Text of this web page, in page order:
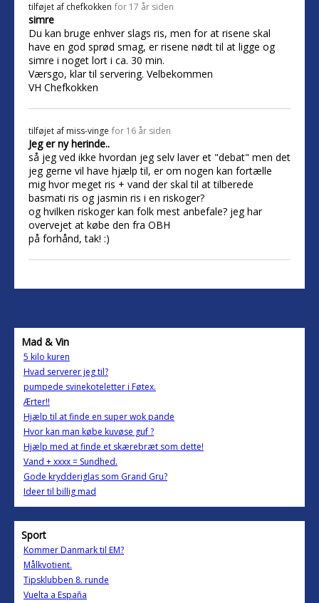
tilføjet af chefkokken for 17 år siden
simre
Du kan bruge enhver slags ris, men for at risene skal
have en god sprød smag, er risene nødt til at ligge og
simre i noget lort i ca. 30 min.
Værsgo, klar til servering. Velbekommen
VH Chefkokken
tilføjet af miss-vinge for 16 år siden
Jeg er ny herinde..
så jeg ved ikke hvordan jeg selv laver et "debat" men det
jeg gerne vil have hjælp til, er om nogen kan fortælle
mig hvor meget ris + vand der skal til at tilberede
basmati ris og jasmin ris i en riskoger?
og hvilken riskoger kan folk mest anbefale? jeg har
overvejet at købe den fra OBH
på forhånd, tak! :)
Mad & Vin
5 kilo kuren
Hvad serverer jeg til?
pumpede svinekoteletter i Føtex.
Ærter!!
Hjælp til at finde en super wok pande
Hvor kan man købe kuvøse guf ?
Hjælp med at finde et skærebræt som dette!
Vand + xxxx = Sundhed.
Gode krydderiglas som Grand Gru?
Ideer til billig mad
Sport
Kommer Danmark til EM?
Målkvotient.
Tipsklubben 8. runde
Vuelta a España